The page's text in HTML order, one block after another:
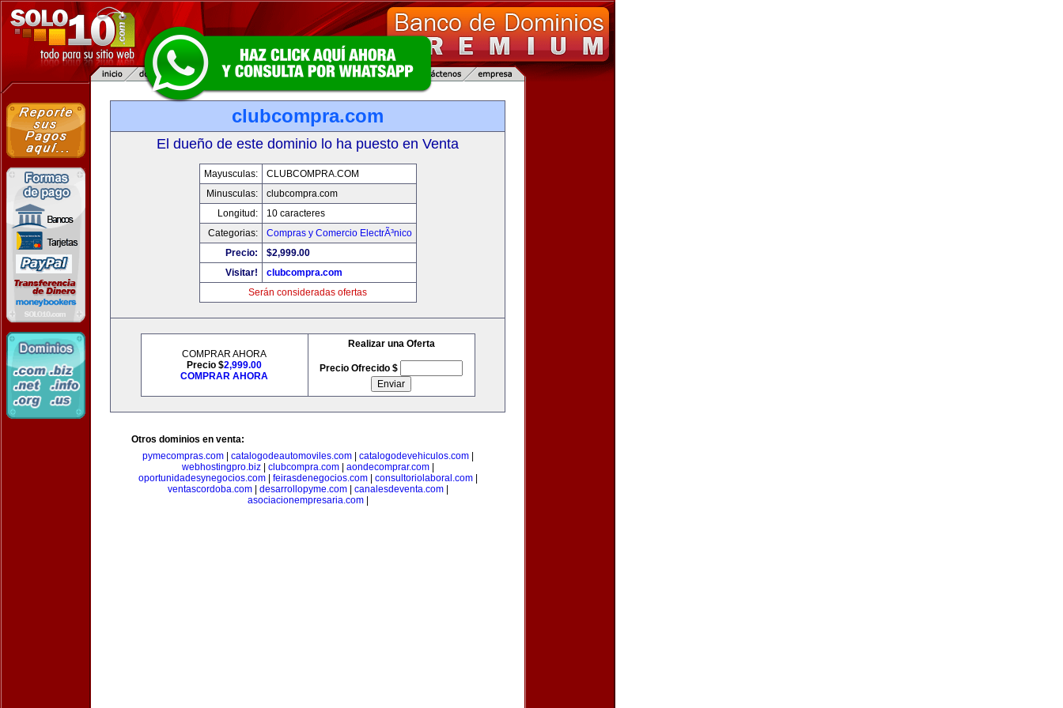
clubcompra.com
El dueño de este dominio lo ha puesto en Venta
Mayusculas:
CLUBCOMPRA.COM
Minusculas:
clubcompra.com
Longitud:
10 caracteres
Categorias:
Compras y Comercio ElectrÃ³nico
Precio:
$2,999.00
Visitar!
clubcompra.com
Serán consideradas ofertas
COMPRAR AHORA
Precio $2,999.00
COMPRAR AHORA
Realizar una Oferta
Precio Ofrecido $
Otros dominios en venta:
pymecompras.com| catalogodeautomoviles.com| catalogodevehiculos.com|
webhostingpro.biz| clubcompra.com| aondecomprar.com|
oportunidadesynegocios.com| feirasdenegocios.com| consultoriolaboral.com|
ventascordoba.com| desarrollopyme.com| canalesdeventa.com|
asociacionempresaria.com|